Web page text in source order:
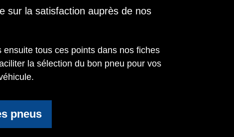
sur la satisfaction auprès de nos
ensuite tous ces points dans nos fiches
la sélection du bon pneu pour vos
pneus